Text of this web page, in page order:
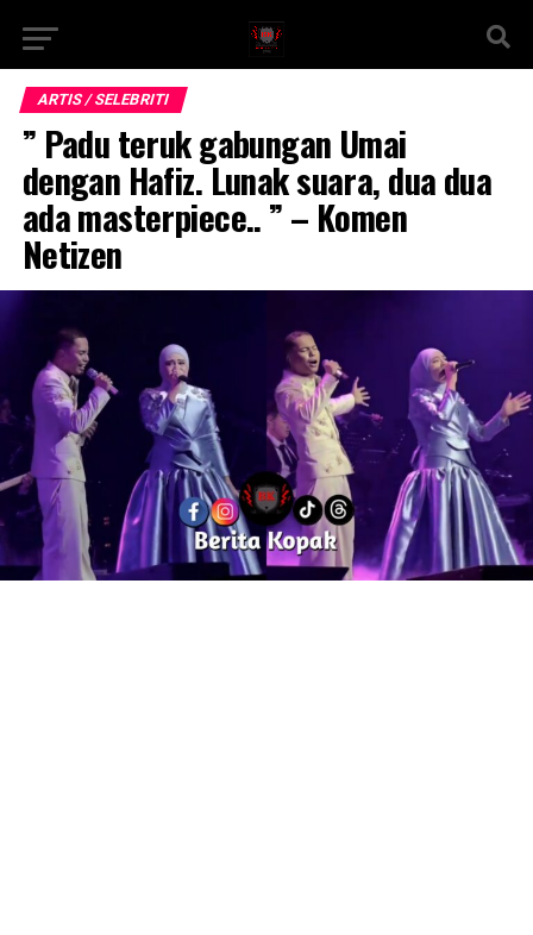
ARTIS / SELEBRITI
” Padu teruk gabungan Umai
dengan Hafiz. Lunak suara, dua dua
ada masterpiece.. ” – Komen
Netizen